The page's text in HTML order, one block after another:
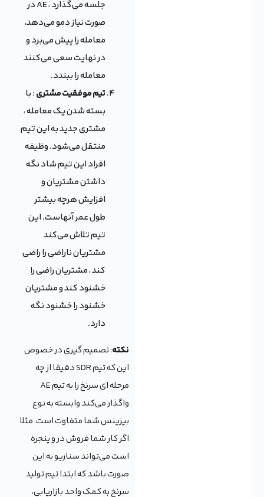
جلسه می‌گذارد ، AE در
صورت نیاز دمو می‌دهد،
معامله را پیش می‌برد و
در نهایت سعی می‌کنند
معامله را ببندد.
تیم موفقیت مشتری: با
بسته شدن یک معامله ،
مشتری جدید به این تیم
منتقل می‌شود. وظیفه
افراد این تیم شاد نگه
داشتن مشتریان و
افزایش هرچه بیشتر
طول عمر آنهاست. این
تیم تلاش می‌کند
مشتریان ناراضی را راضی
کند ، مشتریان راضی را
خشنود کند و مشتریان
خشنود را خشنود نگه
دارد.
نکته: تصمیم گیری در خصوص
این که تیم SDR دقیقا از چه
مرحله ای سرنخ را به تیم AE
واگذار می‌کند وابسته به نوع
بیزینس شما متفاوت است. مثلا
اگر کار شما فروش در و پنجره
است می‌تواند سناریو به این
صورت باشد که ابتدا تیم تولید
سرنخ به کمک واحد بازاریابی،